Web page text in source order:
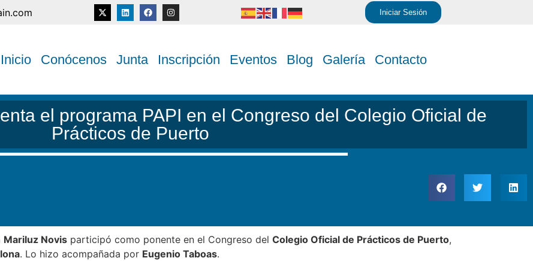
Iniciar Sesión
Inicio Conócenos Junta Inscripción Eventos Blog Galería Contacto
el programa PAPI en el Congreso del Colegio Oficial de
Prácticos de Puerto
Mariluz Novis participó como ponente en el Congreso del Colegio Oficial de Prácticos de Puerto,
. Lo hizo acompañada por Eugenio Taboas.